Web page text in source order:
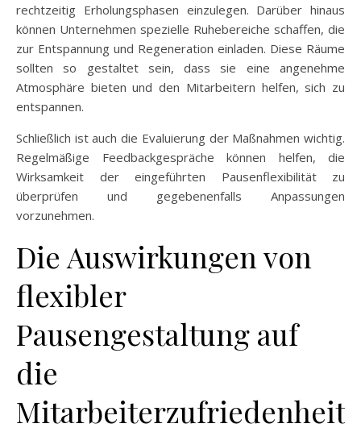
rechtzeitig Erholungsphasen einzulegen. Darüber hinaus
können Unternehmen spezielle Ruhebereiche schaffen, die
zur Entspannung und Regeneration einladen. Diese Räume
sollten so gestaltet sein, dass sie eine angenehme
Atmosphäre bieten und den Mitarbeitern helfen, sich zu
entspannen.
Schließlich ist auch die Evaluierung der Maßnahmen wichtig.
Regelmäßige Feedbackgespräche können helfen, die
Wirksamkeit der eingeführten Pausenflexibilität zu
überprüfen und gegebenenfalls Anpassungen
vorzunehmen.
Die Auswirkungen von
flexibler
Pausengestaltung auf
die
Mitarbeiterzufriedenheit